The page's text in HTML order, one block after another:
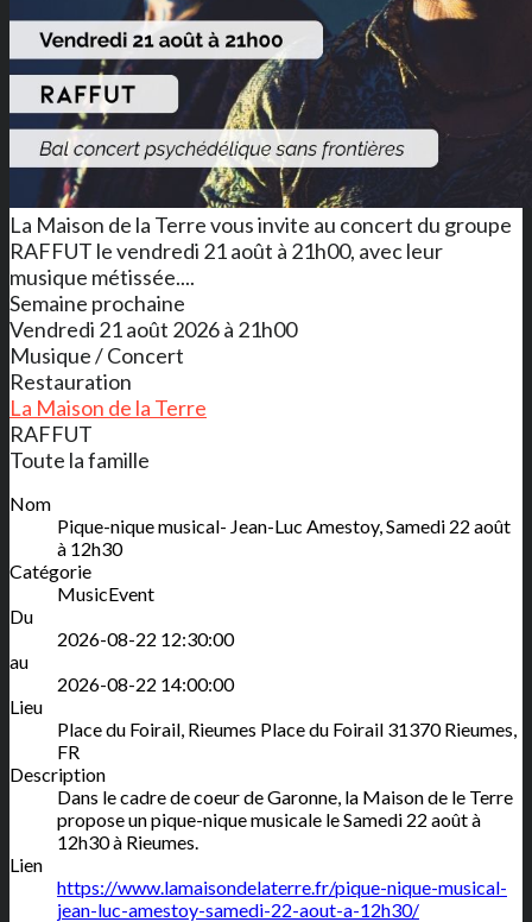
La Maison de la Terre vous invite au concert du groupe
RAFFUT le vendredi 21 août à 21h00, avec leur
musique métissée....
Semaine prochaine
Vendredi 21 août 2026 à 21h00
Musique / Concert
Restauration
La Maison de la Terre
RAFFUT
Toute la famille
Nom
Pique-nique musical- Jean-Luc Amestoy, Samedi 22 août
à 12h30
Catégorie
MusicEvent
Du
2026-08-22 12:30:00
au
2026-08-22 14:00:00
Lieu
Place du Foirail, Rieumes Place du Foirail 31370 Rieumes
FR
Description
Dans le cadre de coeur de Garonne, la Maison de le Terre
propose un pique-nique musicale le Samedi 22 août à
12h30 à Rieumes.
Lien
https://www.lamaisondelaterre.fr/pique-nique-musical-
jean-luc-amestoy-samedi-22-aout-a-12h30/